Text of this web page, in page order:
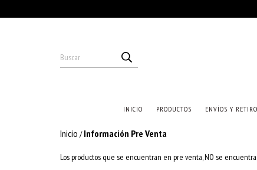
INICIO PRODUCTOS ENVÍOS Y
Inicio / Información Pre Venta
Los productos que se encuentran en pre venta, NO se